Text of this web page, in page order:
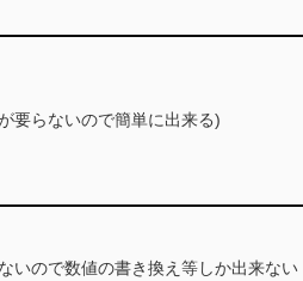
要らないので簡単に出来る)
いので数値の書き換え等しか出来ない